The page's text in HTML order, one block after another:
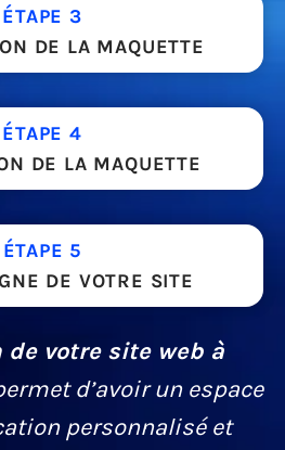
ÉTAPE 3
DE LA MAQUETTE
ÉTAPE 4
DE LA MAQUETTE
ÉTAPE 5
DE VOTRE SITE
de votre site web à
d’avoir un espace
personnalisé et